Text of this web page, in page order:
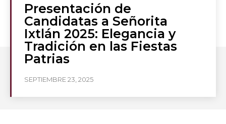
Presentación de
Candidatas a Señorita
Ixtlán 2025: Elegancia y
Tradición en las Fiestas
Patrias
SEPTIEMBRE 23, 2025